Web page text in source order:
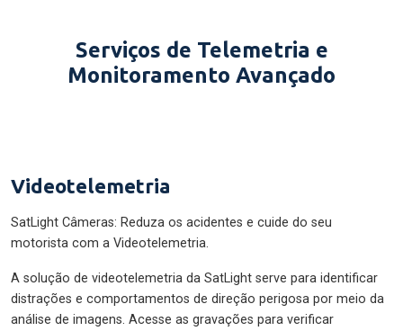
Serviços de Telemetria e
Monitoramento Avançado
Videotelemetria
SatLight Câmeras: Reduza os acidentes e cuide do seu
motorista com a Videotelemetria.
A solução de videotelemetria da SatLight serve para identificar
distrações e comportamentos de direção perigosa por meio da
análise de imagens. Acesse as gravações para verificar